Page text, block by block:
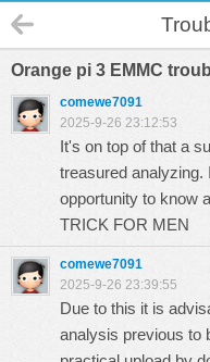
Orange pi 3 EMMC
comewe7091
2025-9-26 23:12:53
It's on top of that a
treasured
opportunity to
TRICK FOR MEN
comewe7091
2025-9-26 23:39:55
Due to this it is
analysis previous to